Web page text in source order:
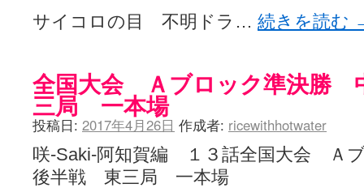
サイコロの目 不明ドラ… 続きを読む
全国大会 Ａブロック準決
三局 一本場
投稿日: 2017年4月26日 作成者: ricewithhotwater
咲-Saki-阿知賀編 １３話全国大会
後半戦 東三局 一本場